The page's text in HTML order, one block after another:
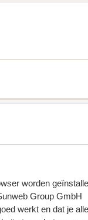
worden
Group GmbH
werkt en dat je
produit.